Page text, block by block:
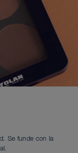
Se funde con la